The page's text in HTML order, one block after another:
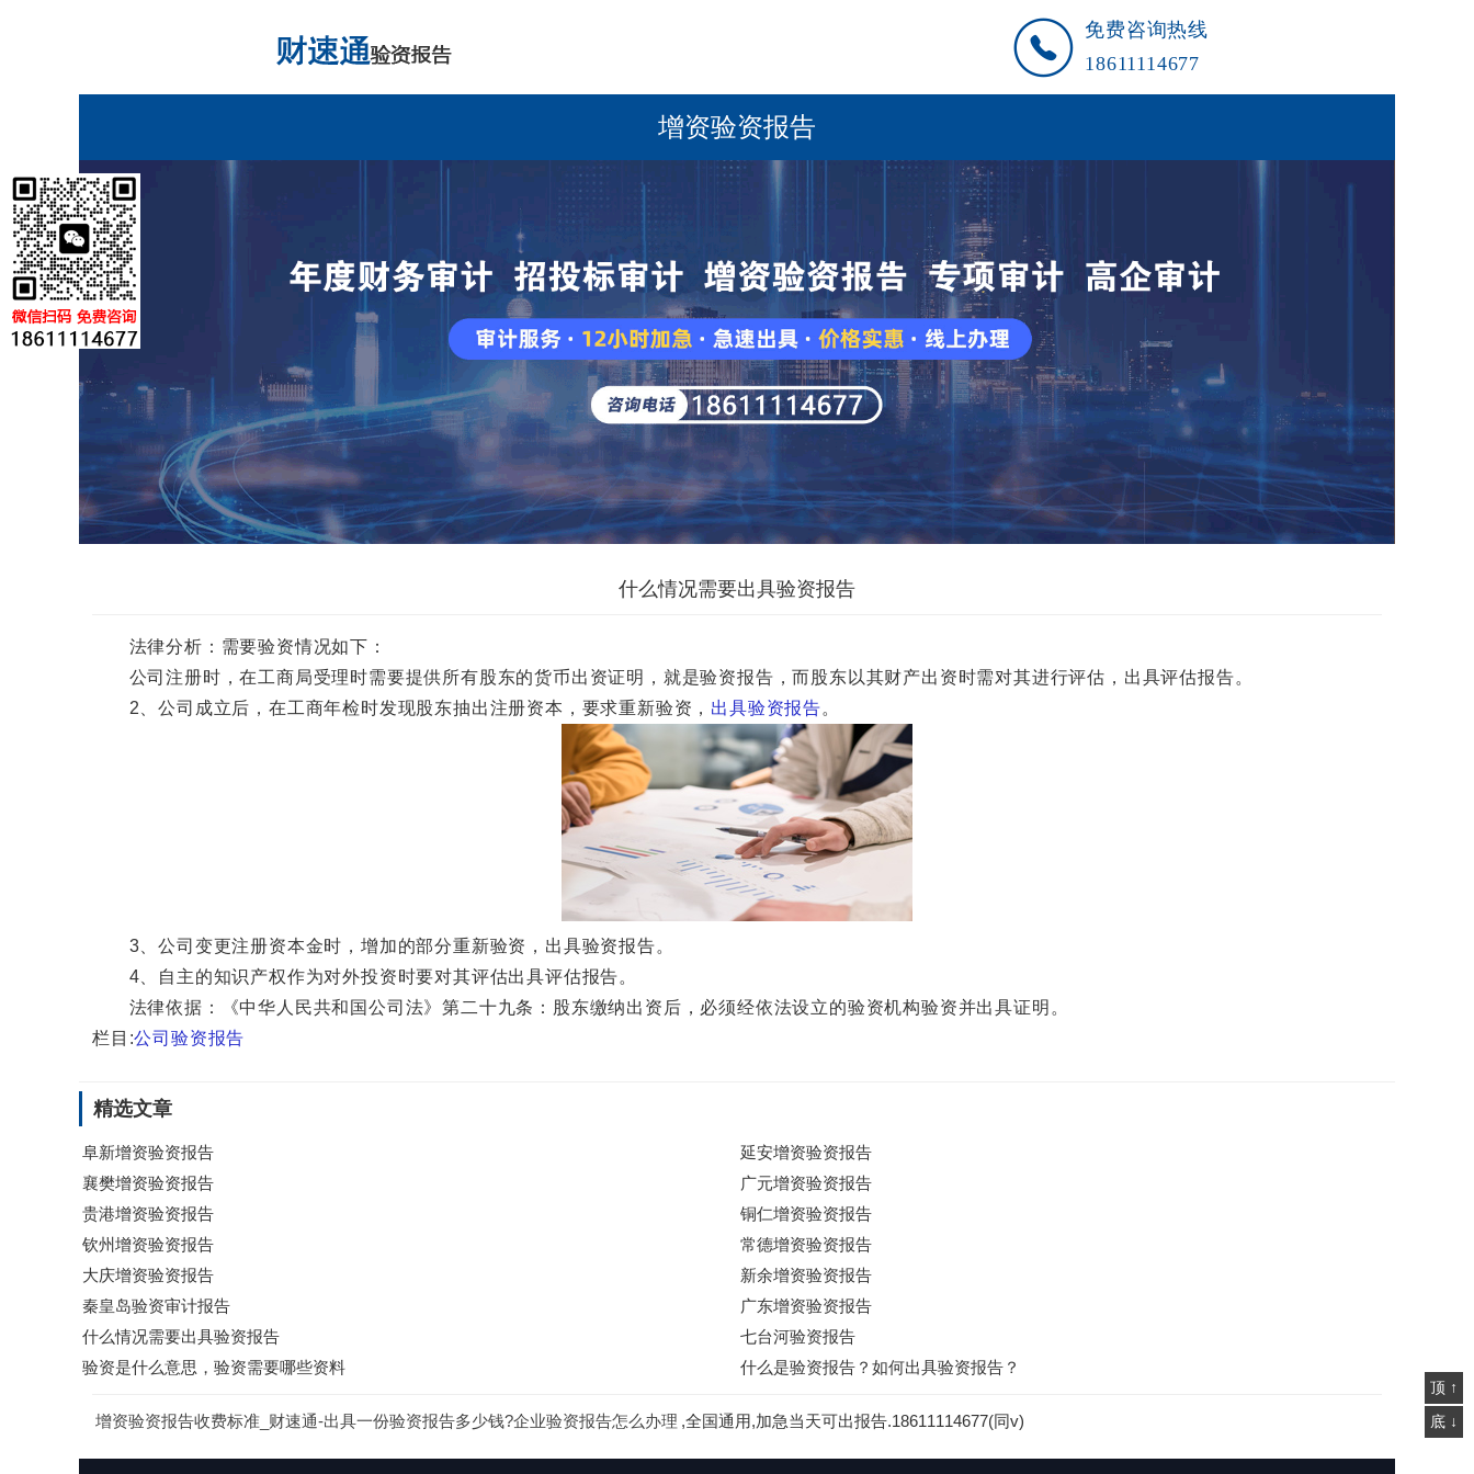
免费咨询热线
18611114677
增资验资报告
什么情况需要出具验资报告
法律分析：需要验资情况如下：
公司注册时，在工商局受理时需要提供所有股东的货币出资证明，就是验资报告，而股东以其财产出资时需对其进行评估，出具评估报告。
2、公司成立后，在工商年检时发现股东抽出注册资本，要求重新验资， 出具验资报告。
3、公司变更注册资本金时，增加的部分重新验资，出具验资报告。
4、自主的知识产权作为对外投资时要对其评估出具评估报告。
法律依据：《中华人民共和国公司法》第二十九条：股东缴纳出资后，必须经依法设立的验资机构验资并出具证明。
栏目:公司验资报告
精选文章
阜新增资验资报告
延安增资验资报告
襄樊增资验资报告
广元增资验资报告
贵港增资验资报告
铜仁增资验资报告
钦州增资验资报告
常德增资验资报告
大庆增资验资报告
新余增资验资报告
秦皇岛验资审计报告
广东增资验资报告
什么情况需要出具验资报告
七台河验资报告
验资是什么意思，验资需要哪些资料
什么是验资报告？如何出具验资报告？
增资验资报告收费标准_财速通-出具一份验资报告多少钱?企业验资报告怎么办理 ,全国通用,加急当天可出报告.18611114677(同v)
顶 ↑
底 ↓